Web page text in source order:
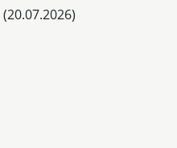
(20.07.2026)